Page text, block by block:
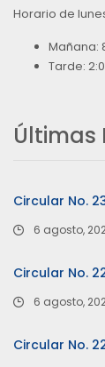
Horario de
Mañana:
Tarde:
Últimas
Circular No.
6 agosto,
Circular No.
6 agosto,
Circular No.